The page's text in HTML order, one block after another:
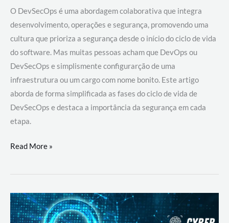
O DevSecOps é uma abordagem colaborativa que integra
desenvolvimento, operações e segurança, promovendo uma
cultura que prioriza a segurança desde o início do ciclo de vida
do software. Mas muitas pessoas acham que DevOps ou
DevSecOps e simplismente configurarção de uma
infraestrutura ou um cargo com nome bonito. Este artigo
aborda de forma simplificada as fases do ciclo de vida de
DevSecOps e destaca a importância da segurança em cada
etapa.
DevSecOps
Prática:
Desenvolvimento,
Segurança
Read More »